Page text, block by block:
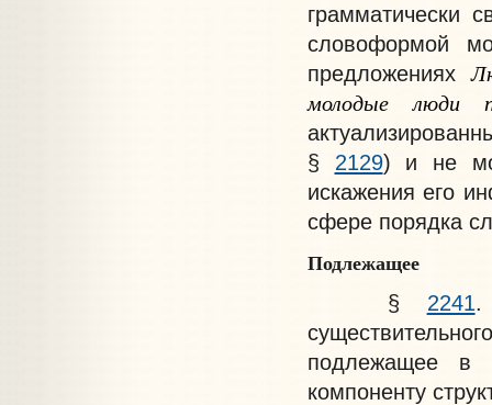
грамматически
словоформой
предложениях
молодые
люди
§ 2129) и не
искажения его
сфере порядка
Подлежащее
§ 2241.
подлежащее в
компоненту